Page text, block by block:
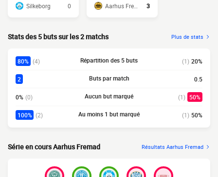
Silkeborg
0 3
Stats des 5 buts sur les 2 matchs Plus de stats
80% (4) Répartition des 5 buts (1) 20%
2 Buts par match 0.5
0% (0) Aucun but marqué (1) 50%
100% (2) Au moins 1 but marqué (1) 50%
Série en cours Aarhus Fremad Résultats Aarhus Fremad